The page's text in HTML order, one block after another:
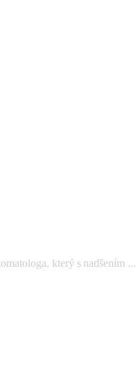
který s nadšením ...